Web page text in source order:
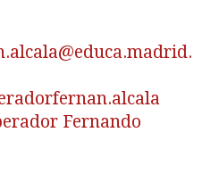
Fernando